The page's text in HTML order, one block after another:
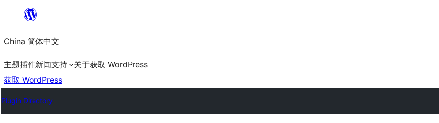
内
容
China 简体中文
主题插件新闻支持 关于获取 WordPress
获取 WordPress
Plugin Directory